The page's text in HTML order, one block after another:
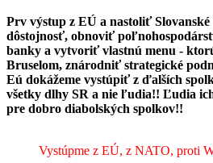
Prv výstup z EÚ a nastoliť Slovanské
dôstojnosť, obnoviť
banky a vytvoriť vlastnú menu -
Bruselom, znárodniť strategické
Eú dokážeme vystúpiť z ďalších
všetky dlhy SR a nie ľudia!! Ľudia
pre dobro diabolských spolkov!!
Vystúpme z EÚ, z NATO, proti